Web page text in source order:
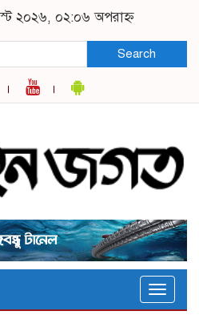
২০২৬, ০২:০৬ অপরাহ্ন
Search
Toggle